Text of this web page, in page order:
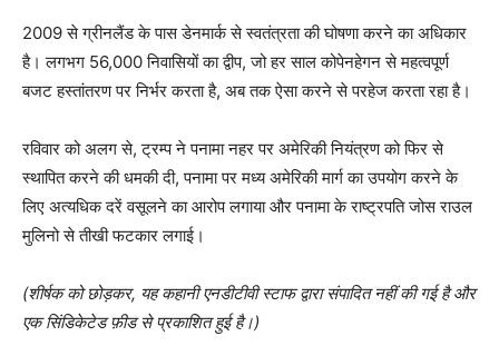
2009 से ग्रीनलैंड के पास डेनमार्क से स्वतंत्रता की घोषणा करने का अधिकार
है। लगभग 56,000 निवासियों का द्वीप, जो हर साल कोपेनहेगन से महत्वपूर्ण
बजट हस्तांतरण पर निर्भर करता है, अब तक ऐसा करने से परहेज करता रहा है।
रविवार को अलग से, ट्रम्प ने पनामा नहर पर अमेरिकी नियंत्रण को फिर से
स्थापित करने की धमकी दी, पनामा पर मध्य अमेरिकी मार्ग का उपयोग करने के
लिए अत्यधिक दरें वसूलने का आरोप लगाया और पनामा के राष्ट्रपति जोस राउल
मुलिनो से तीखी फटकार लगाई।
(शीर्षक को छोड़कर, यह कहानी एनडीटीवी स्टाफ द्वारा संपादित नहीं की गई है और
एक सिंडिकेटेड फ़ीड से प्रकाशित हुई है।)